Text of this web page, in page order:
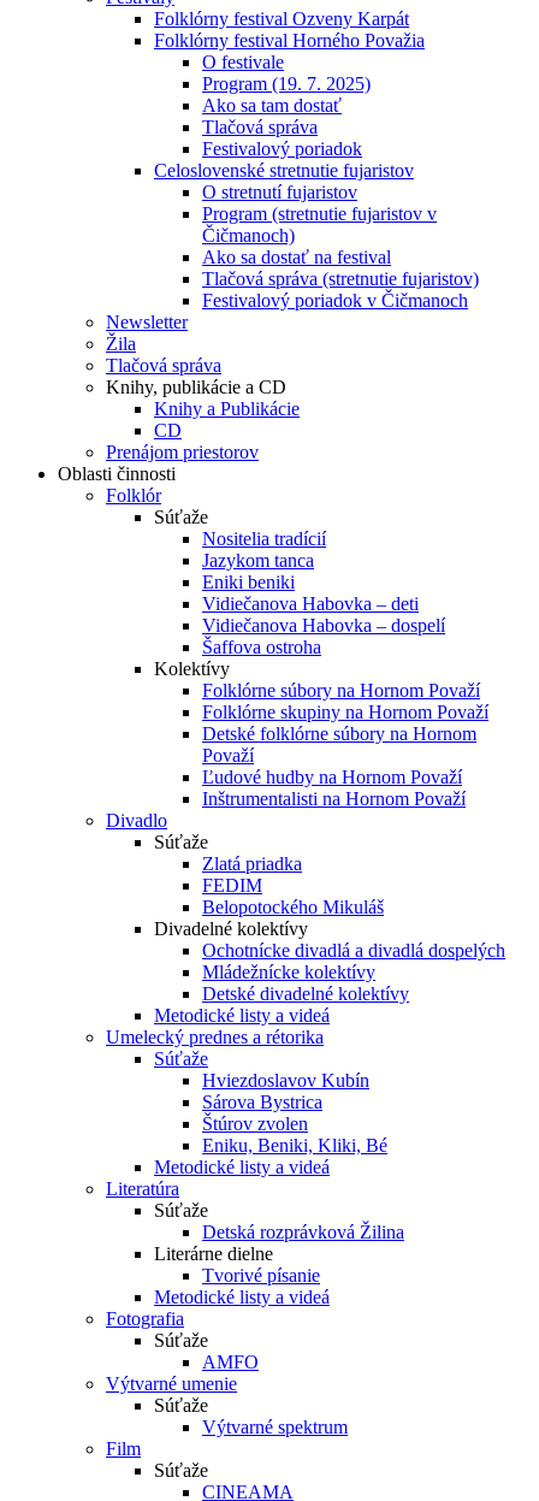
Folklórny festival Ozveny Karpát
Folklórny festival Horného Považia
O festivale
Program (19. 7. 2025)
Ako sa tam dostať
Tlačová správa
Festivalový poriadok
Celoslovenské stretnutie fujaristov
O stretnutí fujaristov
Program (stretnutie fujaristov v
Čičmanoch)
Ako sa dostať na festival
Tlačová správa (stretnutie fujaristov)
Festivalový poriadok v Čičmanoch
Newsletter
Žila
Tlačová správa
Knihy, publikácie a CD
Knihy a Publikácie
CD
Prenájom priestorov
Oblasti činnosti
Folklór
Súťaže
Nositelia tradícií
Jazykom tanca
Eniki beniki
Vidiečanova Habovka – deti
Vidiečanova Habovka – dospelí
Šaffova ostroha
Kolektívy
Folklórne súbory na Hornom Považí
Folklórne skupiny na Hornom Považí
Detské folklórne súbory na Hornom
Považí
Ľudové hudby na Hornom Považí
Inštrumentalisti na Hornom Považí
Divadlo
Súťaže
Zlatá priadka
FEDIM
Belopotockého Mikuláš
Divadelné kolektívy
Ochotnícke divadlá a divadlá dospelých
Mládežnícke kolektívy
Detské divadelné kolektívy
Metodické listy a videá
Umelecký prednes a rétorika
Súťaže
Hviezdoslavov Kubín
Sárova Bystrica
Štúrov zvolen
Eniku, Beniki, Kliki, Bé
Metodické listy a videá
Literatúra
Súťaže
Detská rozprávková Žilina
Literárne dielne
Tvorivé písanie
Metodické listy a videá
Fotografia
Súťaže
AMFO
Výtvarné umenie
Súťaže
Výtvarné spektrum
Film
Súťaže
CINEAMA